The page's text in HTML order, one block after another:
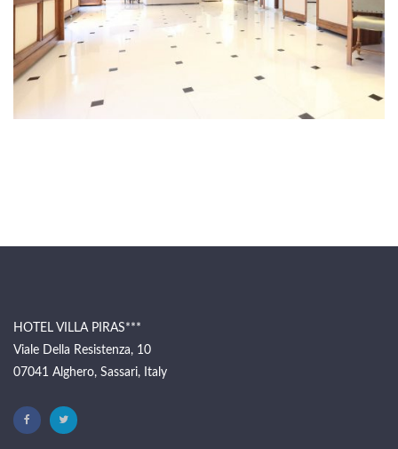
HOTEL VILLA PIRAS***
Viale Della Resistenza, 10
07041 Alghero, Sassari, Italy